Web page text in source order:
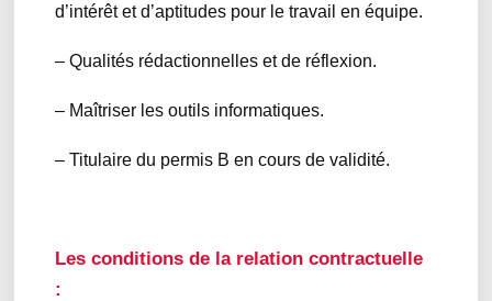
d’intérêt et d’aptitudes pour le travail en équipe.
– Qualités rédactionnelles et de réflexion.
– Maîtriser les outils informatiques.
– Titulaire du permis B en cours de validité.
Les conditions de la relation contractuelle
: